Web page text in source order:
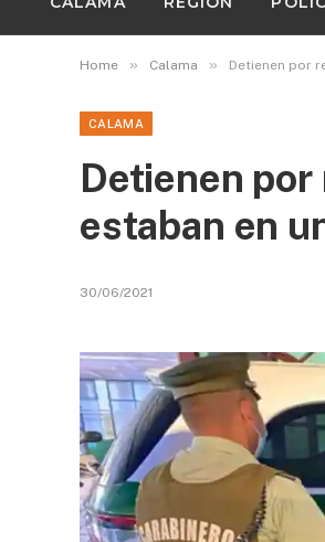
Home » Calama » Detienen por
CALAMA
Detienen
estaban en
30/06/2021